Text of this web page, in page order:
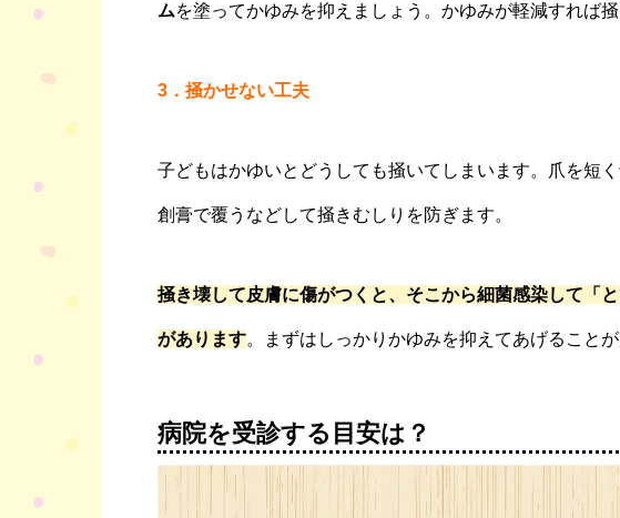
ムを塗ってかゆみを抑えましょう。かゆみが軽減すれば
3． 掻かせない工夫
子どもはかゆいとどうしても掻いてしまいます。爪を短
創膏で覆うなどして掻きむしりを防ぎます。
掻き壊して皮膚に傷がつくと、そこから細菌感染して「
があります。まずはしっかりかゆみを抑えてあげることが
病院を受診する目安は？